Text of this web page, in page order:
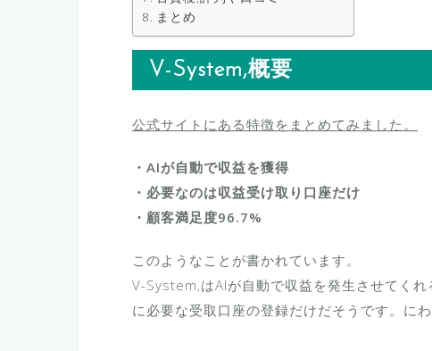
まとめ
V-System,概要
公式サイトにある特徴をまとめてみました。
・AIが自動で収益を獲得
・必要なのは収益受け取り口座だけ
・顧客満足度96.7%
このようなことが書かれています。
V-System,はAIが自動で収益を発生させてく
に必要な受取口座の登録だけだそうです。に